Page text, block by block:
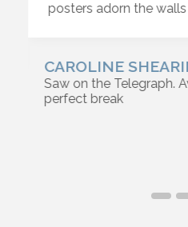
posters adorn the
CAROLINE
Saw on the Telegraph.
perfect break